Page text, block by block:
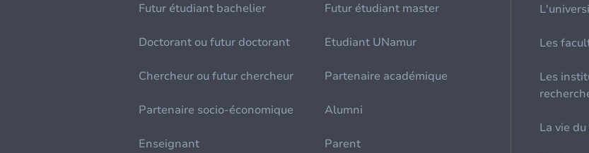
Futur étudiant bachelier Futur étudiant master
Doctorant ou futur doctorant Etudiant UNamur
Chercheur ou futur chercheur Partenaire académique
Partenaire socio-économique Alumni
Enseignant Parent
Les
Les
La vie